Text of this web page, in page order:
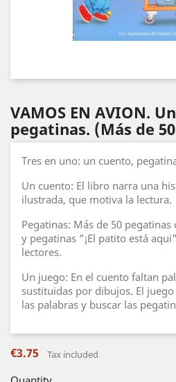
VAMOS EN AVION.
pegatinas. (Más de
Tres en uno: un cuento,
Un cuento: El libro narra una
ilustrada, que motiva la lectura.
Pegatinas: Más de 50
y pegatinas "¡El patito está
lectores.
Un juego: En el cuento faltan
sustituidas por dibujos. El
las palabras y buscar las
€3.75 Tax included